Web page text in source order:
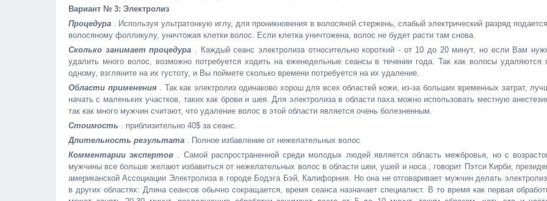
Вариант № 3: Электролиз
Процедура . Используя ультратонкую иглу, для проникновения в волосяной стержень, слабый электрический разряд
волосяному фолликулу, уничтожая клетки волос. Если клетка уничтожена, волос не будет расти там снова.
Сколько занимает процедура . Каждый сеанс электролиза относительно короткий - от 10 до 20 минут, но если Вам
удалить много волос, возможно потребуется ходить на еженедельные сеансы в течении года. Так как волосы удаляются
одному, взгляните на их густоту, и Вы поймете сколько времени потребуется на их удаление.
Области применения. Так как электролиз одинаково хорош для всех областей кожи, из-за больших временных затрат,
начать с маленьких участков, таких как брови и шея. Для электролиза в области паха можно использовать местную
так как много мужчин считают, что удаление волос в этой области является очень болезненным.
Стоимость . приблизительно 40$ за сеанс.
Длительность результата . Полное избавление от нежелательных волос
Комментарии экспертов . Самой распространенной среди молодых людей является область межбровья, но с
мужчины все больше желают избавиться от нежелательных волос в области шеи, ушей и носа , говорит Пэтси Кирби,
американской Ассоциации Электролиза в городе Бодэга Бэй, Калифорния. Но она не отговаривает мужчин делать
в других областях: Длина сеансов обычно сокращается, время сеанса назначает специалист. В то время как первая